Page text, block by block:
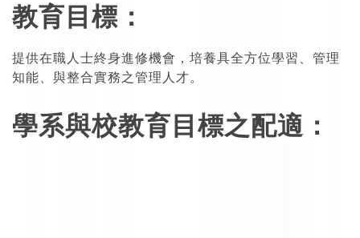
教育目標：
提供在職人士終身進修機會，培養具全方位學習、管理
知能、與整合實務之管理人才。
學系與校教育目標之配適：